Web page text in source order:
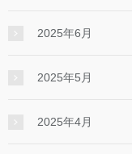
2025年6月
2025年5月
2025年4月